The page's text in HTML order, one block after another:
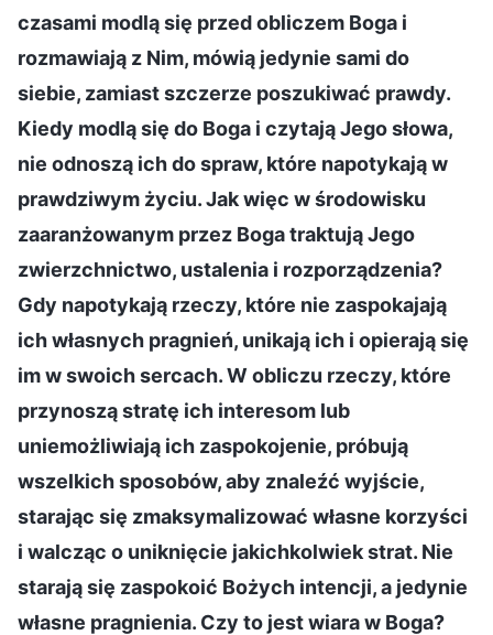
czasami modlą się przed obliczem Boga i
rozmawiają z Nim, mówią jedynie sami do
siebie, zamiast szczerze poszukiwać prawdy.
Kiedy modlą się do Boga i czytają Jego słowa,
nie odnoszą ich do spraw, które napotykają w
prawdziwym życiu. Jak więc w środowisku
zaaranżowanym przez Boga traktują Jego
zwierzchnictwo, ustalenia i rozporządzenia?
Gdy napotykają rzeczy, które nie zaspokajają
ich własnych pragnień, unikają ich i opierają się
im w swoich sercach. W obliczu rzeczy, które
przynoszą stratę ich interesom lub
uniemożliwiają ich zaspokojenie, próbują
wszelkich sposobów, aby znaleźć wyjście,
starając się zmaksymalizować własne korzyści
i walcząc o uniknięcie jakichkolwiek strat. Nie
starają się zaspokoić Bożych intencji, a jedynie
własne pragnienia. Czy to jest wiara w Boga?